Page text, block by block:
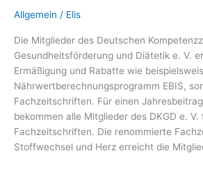
Allgemein / Elis
Die Mitglieder des Deutschen
Gesundheitsförderung und Diätetik e. V.
Ermäßigung und Rabatte wie
Nährwertberechnungsprogramm EBIS,
Fachzeitschriften. Für einen
bekommen alle Mitglieder des DKGD e.
Fachzeitschriften. Die renommierte
Stoffwechsel und Herz erreicht die